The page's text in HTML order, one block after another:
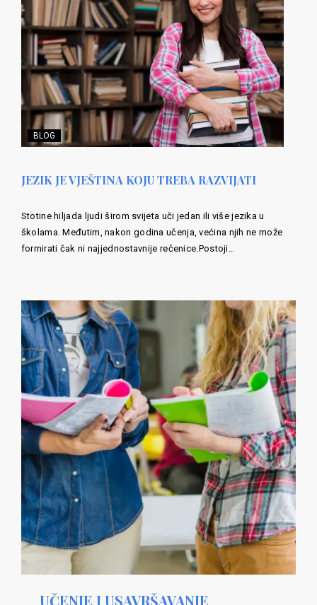
BLOG
JEZIK JE VJEŠTINA KOJU TREBA RAZVIJATI
Stotine hiljada ljudi širom svijeta uči jedan ili više jezika u
školama. Međutim, nakon godina učenja, većina njih ne može
formirati čak ni najjednostavnije rečenice.Postoji…
UČENJE I USAVRŠAVANJE